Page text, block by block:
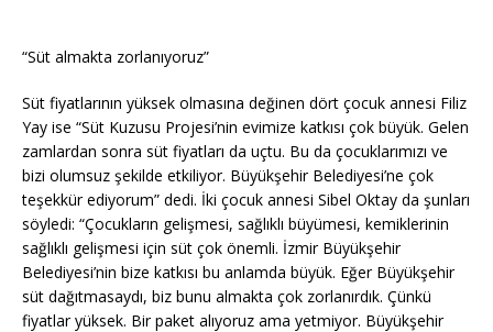
“Süt almakta zorlanıyoruz”
Süt fiyatlarının yüksek olmasına değinen dört çocuk annesi Filiz
Yay ise “Süt Kuzusu Projesi’nin evimize katkısı çok büyük. Gelen
zamlardan sonra süt fiyatları da uçtu. Bu da çocuklarımızı ve
bizi olumsuz şekilde etkiliyor. Büyükşehir Belediyesi’ne çok
teşekkür ediyorum” dedi. İki çocuk annesi Sibel Oktay da şunları
söyledi: “Çocukların gelişmesi, sağlıklı büyümesi, kemiklerinin
sağlıklı gelişmesi için süt çok önemli. İzmir Büyükşehir
Belediyesi’nin bize katkısı bu anlamda büyük. Eğer Büyükşehir
süt dağıtmasaydı, biz bunu almakta çok zorlanırdık. Çünkü
fiyatlar yüksek. Bir paket alıyoruz ama yetmiyor. Büyükşehir